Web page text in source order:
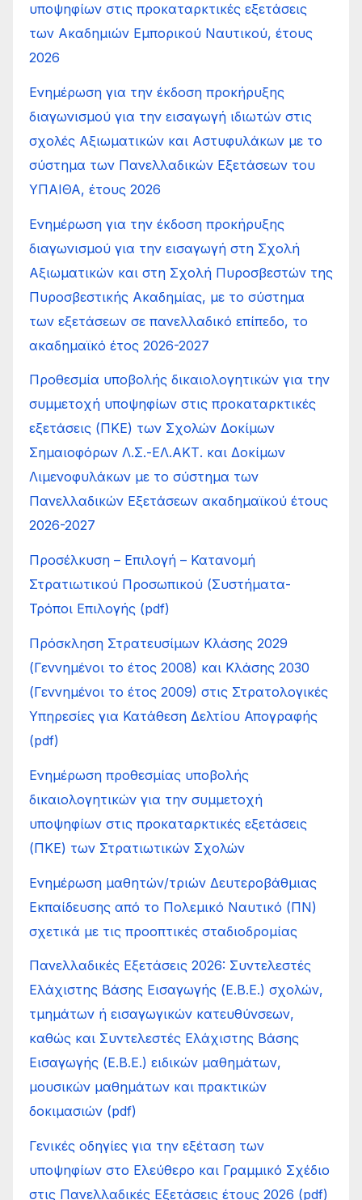
υποψηφίων στις προκαταρκτικές εξετάσεις
των Ακαδημιών Εμπορικού Ναυτικού, έτους
2026
Ενημέρωση για την έκδοση προκήρυξης
διαγωνισμού για την εισαγωγή ιδιωτών στις
σχολές Αξιωματικών και Αστυφυλάκων με το
σύστημα των Πανελλαδικών Εξετάσεων του
ΥΠΑΙΘΑ, έτους 2026
Ενημέρωση για την έκδοση προκήρυξης
διαγωνισμού για την εισαγωγή στη Σχολή
Αξιωματικών και στη Σχολή Πυροσβεστών της
Πυροσβεστικής Ακαδημίας, με το σύστημα
των εξετάσεων σε πανελλαδικό επίπεδο, το
ακαδημαϊκό έτος 2026-2027
Προθεσμία υποβολής δικαιολογητικών για την
συμμετοχή υποψηφίων στις προκαταρκτικές
εξετάσεις (ΠΚΕ) των Σχολών Δοκίμων
Σημαιοφόρων Λ.Σ.-ΕΛ.ΑΚΤ. και Δοκίμων
Λιμενοφυλάκων με το σύστημα των
Πανελλαδικών Εξετάσεων ακαδημαϊκού έτους
2026-2027
Προσέλκυση – Επιλογή – Κατανοµή
Στρατιωτικού Προσωπικού (Συστήµατα-
Τρόποι Επιλογής (pdf)
Πρόσκληση Στρατευσίμων Κλάσης 2029
(Γεννημένοι το έτος 2008) και Κλάσης 2030
(Γεννημένοι το έτος 2009) στις Στρατολογικές
Υπηρεσίες για Κατάθεση Δελτίου Απογραφής
(pdf)
Ενημέρωση προθεσμίας υποβολής
δικαιολογητικών για την συμμετοχή
υποψηφίων στις προκαταρκτικές εξετάσεις
(ΠΚΕ) των Στρατιωτικών Σχολών
Ενημέρωση μαθητών/τριών Δευτεροβάθμιας
Εκπαίδευσης από το Πολεμικό Ναυτικό (ΠΝ)
σχετικά με τις προοπτικές σταδιοδρομίας
Πανελλαδικές Εξετάσεις 2026: Συντελεστές
Ελάχιστης Βάσης Εισαγωγής (Ε.Β.Ε.) σχολών,
τμημάτων ή εισαγωγικών κατευθύνσεων,
καθώς και Συντελεστές Ελάχιστης Βάσης
Εισαγωγής (Ε.Β.Ε.) ειδικών μαθημάτων,
μουσικών μαθημάτων και πρακτικών
δοκιμασιών (pdf)
Γενικές οδηγίες για την εξέταση των
υποψηφίων στο Ελεύθερο και Γραμμικό Σχέδιο
στις Πανελλαδικές Εξετάσεις έτους 2026 (pdf)